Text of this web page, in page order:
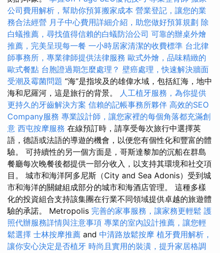
公司費用解析，幫助你預算搬家成本 營業登記，讓您的業
務合法經營 月子中心費用詳細介紹，助您做好預算規劃 除
白蟻推薦，尋找值得信賴的白蟻防治公司 可靠的辦桌外燴
推薦，完美呈現每一餐 一小時居家清潔的收費標準 台北律
師事務所，專業律師提供法律服務 歐式外燴，品味精緻的
歐式餐點 台胞證過期怎麼處理？ 壁癌處理，快速解決牆面
受潮及霉菌問題 “海”是指埃及的雄偉水域，包括紅海，地中
海和尼羅河，這是旅行的背景。 人工植牙服務，為你提供
更持久的牙齒解決方案 信賴的記帳事務所夥伴 高效的SEO
Company服務 專業設計師，讓您家裡的每個角落都充滿創
意 西屯按摩服務 在線預訂時，請享受每次旅行中選擇英
語，德語或法語的導遊的機會，以便您有個性化和豐富的體
驗。 可持續性的另一個方面是，哥斯達黎加的沉船在群島
餐廳每次晚餐後都提供一部分收入，以支持其環境和社交項
目。 城市和海洋阿多尼斯（City and Sea Adonis）受到城
市和海洋的關鍵組成部分的城市和海酒店管理。 這種多樣
化的投資組合支持該集團在行業不同領域提供卓越的旅遊體
驗的承諾。 Metropolis 完善的家事服務，讓家務更輕鬆 護
照代辦服務詳情與注意事項 專業的室內設計推薦，讓您輕
鬆選擇 士林按摩推薦 and 中清路放鬆按摩 植牙費用解析，
讓你安心決定是否植牙 時尚且實用的裝潢，提升家居格調